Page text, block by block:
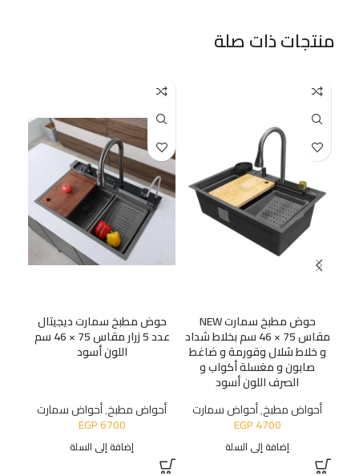
منتجات ذات صلة
حوض مطبخ سمارت NEW
مقاس 75 × 46 سم بخلاط شداد
و خلاط شلال وقورمة و ضاغط
صابون و مغسلة أكواب و
الصرف اللون أسود
أحواض مطبخ,أحواض سمارت
EGP4700
إضافة إلى السلة
حوض مطبخ سمارت ديجيتال
عدد 5 زرار مقاس 75 × 46 سم
اللون أسود
أحواض مطبخ,أحواض سمارت
EGP6700
إضافة إلى السلة